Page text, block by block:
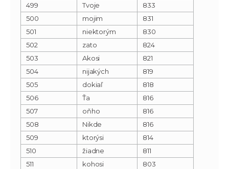
499
Tvoje
833
500
mojim
831
501
niektorým
830
502
zato
824
503
Akosi
821
504
nijakých
819
505
dokiaľ
818
506
Ťa
816
507
oňho
816
508
Nikde
816
509
ktorýsi
814
510
žiadne
811
511
kohosi
803